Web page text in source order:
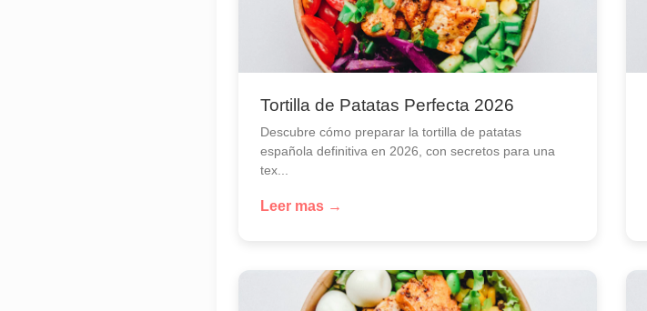
Tortilla de Patatas Perfecta 2026
Descubre cómo preparar la tortilla de patatas
española definitiva en 2026, con secretos para una
tex...
Leer mas →